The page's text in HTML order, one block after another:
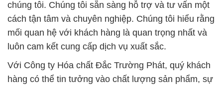
chúng tôi. Chúng tôi sẵn sàng hỗ trợ và tư vấn một
cách tận tâm và chuyên nghiệp. Chúng tôi hiểu rằng
mối quan hệ với khách hàng là quan trọng nhất và
luôn cam kết cung cấp dịch vụ xuất sắc.
Với Công ty Hóa chất Đắc Trường Phát, quý khách
hàng có thể tin tưởng vào chất lượng sản phẩm, sự